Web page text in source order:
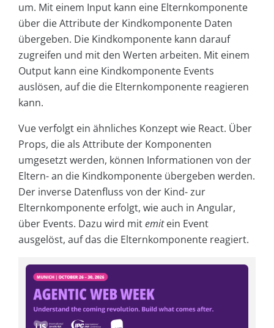
um. Mit einem Input kann eine Elternkomponente
über die Attribute der Kindkomponente Daten
übergeben. Die Kindkomponente kann darauf
zugreifen und mit den Werten arbeiten. Mit einem
Output kann eine Kindkomponente Events
auslösen, auf die die Elternkomponente reagieren
kann.
Vue verfolgt ein ähnliches Konzept wie React. Über
Props, die als Attribute der Komponenten
umgesetzt werden, können Informationen von der
Eltern- an die Kindkomponente übergeben werden.
Der inverse Datenfluss von der Kind- zur
Elternkomponente erfolgt, wie auch in Angular,
über Events. Dazu wird mitemitein Event
ausgelöst, auf das die Elternkomponente reagiert.